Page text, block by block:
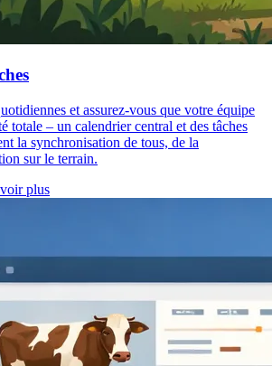
et assurez-vous que votre équipe
totale – un calendrier central et des tâches
la synchronisation de tous, de la
sur le terrain.
plus